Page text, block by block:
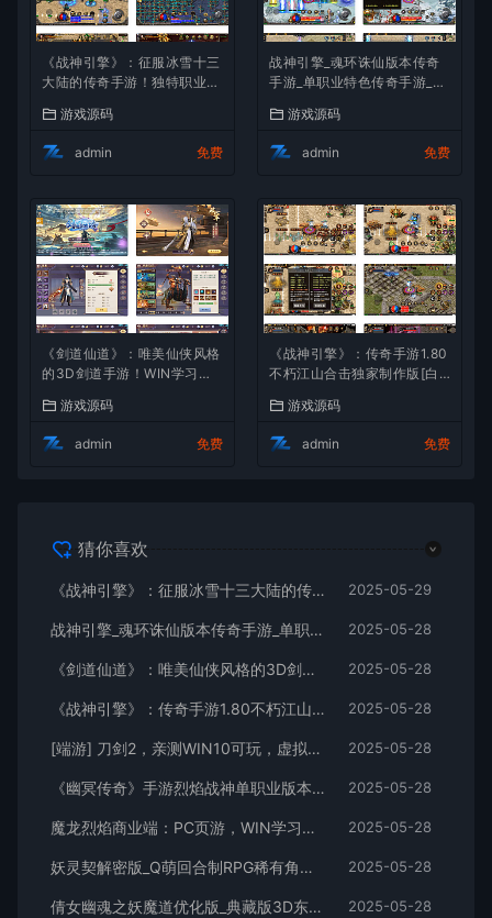
《战神引擎》：征服冰雪十三
大陆的传奇手游！独特职业、
攻略游戏源码
admin 免费
战神引擎_魂环诛仙版本传奇
手游_单职业特色传奇手游_Wi
游戏源码
admin 免费
《剑道仙道》：唯美仙侠风格
的3D剑道手游！WIN学习手
视频教程全解析
游戏源码
admin 免费
《战神引擎》：传奇手游1.80
不朽江山合击独家制作版[白
游戏源码
admin 免费
猜你喜欢
《战神引擎》：征服冰雪十三大陆的传奇手游！独特职业、Win服务端，视频架设教程全攻略 2025-05-29
战神引擎_魂环诛仙版本传奇手游_单职业特色传奇手游_Win服务端_通用视频架设教程 2025-05-28
《剑道仙道》：唯美仙侠风格的3D剑道手游！WIN学习手工服务端，无IP数限制，通用视频教程全解析 2025-05-28
《战神引擎》：传奇手游1.80不朽江山合击独家制作版[白猪3]！支持安卓和iOS双端 2025-05-28
[端游] 刀剑2，亲测WIN10可玩，虚拟机一键端，有视频教程、有GM,完整商城 ，有局域网工具 2025-05-28
《幽冥传奇》手游烈焰战神单职业版本：WIN学习手工服务端通用视频教程，GM物品充值后台，适用于安卓版 2025-05-28
魔龙烈焰商业端：PC页游，WIN学习手工服务端，通用视频教程，GM工具 2025-05-28
妖灵契解密版_Q萌回合制RPG稀有角色扮演剧情闯关手游_Linux服务端_通用视频架设教程及解密工具_GM物品后台_安卓版 2025-05-28
倩女幽魂之妖魔道优化版_典藏版3D东方玄幻稀有角色扮演剧情手游_Win服务端_视频架设教程_GM总运营后台_安卓/苹果iOS双平台 2025-05-28